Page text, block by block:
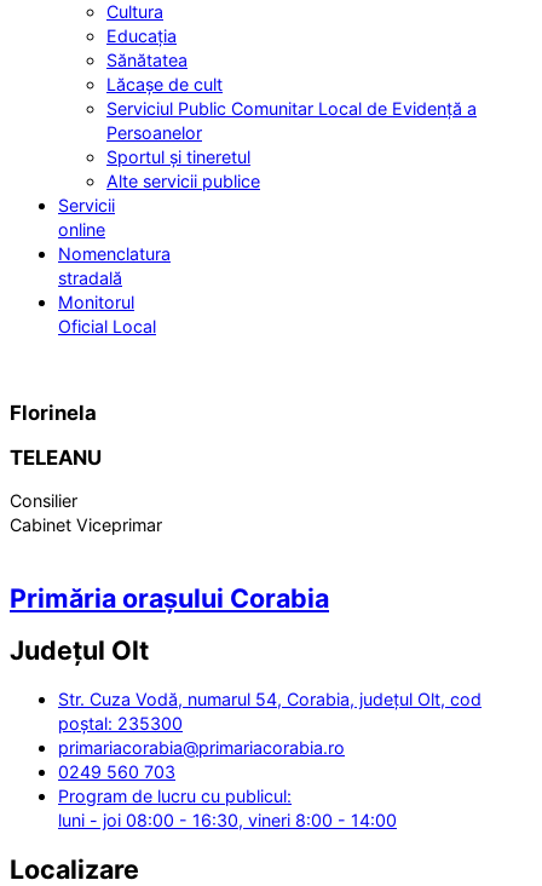
Cultura
Educația
Sănătatea
Lăcașe de cult
Serviciul Public Comunitar Local de Evidență a
Persoanelor
Sportul și tineretul
Alte servicii publice
Servicii
online
Nomenclatura
stradală
Monitorul
Oficial Local
Florinela
TELEANU
Consilier
Cabinet Viceprimar
Primăria orașului Corabia
Județul Olt
Str. Cuza Vodă, numarul 54, Corabia, județul Olt, cod
poștal: 235300
primariacorabia@primariacorabia.ro
0249 560 703
Program de lucru cu publicul:
luni - joi 08:00 - 16:30, vineri 8:00 - 14:00
Localizare